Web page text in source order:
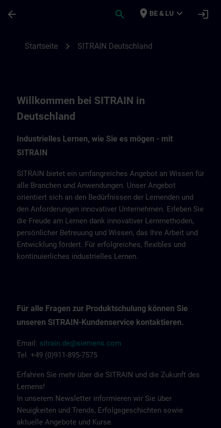
arrow_back search place BE & LU expand_more login
Startseite chevron_right SITRAIN Deutschland
Willkommen bei SITRAIN in
Deutschland
Industrielles Lernen, wie Sie es mögen - mit
SITRAIN
SITRAIN bietet ein umfangreiches Angebot an Wissen für
alle Branchen und Anwendungen. Unser Angebot
orientiert sich an den Bedürfnissen der Lernenden und
den Anforderungen innovativer Unternehmen. Erleben Sie
die Freude am Lernen dank innovativer Lernmethoden,
persönlicher Betreuung und Wissen, das Ihre Arbeit und
Entwicklung fördert. Für erfolgreiches, flexibles und
kontinuierliches industrielles Lernen.
Für alle Fragen zur Produktschulung können Sie
unseren SITRAIN-Kundenservice kontaktieren.
Email: sitrain.de@siemens.com
Tel. +49 (0)911-895-7575
Erfahren Sie mehr über die SITRAIN und die Zukunft des
Lernens!
In unserem Newsletter informieren wir Sie über
Neuigkeiten und Trends, Erfolgsgeschichten sowie
aktuelle Angebote und Kurse.